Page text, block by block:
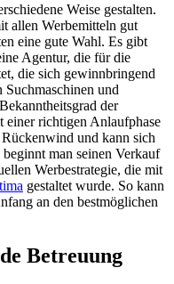
Weise gestalten.
allen Werbemitteln gut
eine gute Wahl. Es gibt
Agentur, die für die
die sich gewinnbringend
und
der
richtigen Anlaufphase
und kann sich
man seinen Verkauf
Werbestrategie, die mit
gestaltet wurde. So kann
an den bestmöglichen
Betreuung